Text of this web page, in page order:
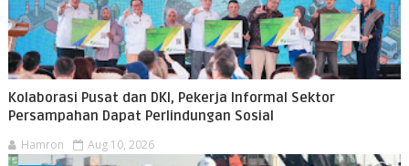
Kolaborasi Pusat dan DKI, Pekerja Informal Sektor
Persampahan Dapat Perlindungan Sosial
Hamron Aug 10, 2026